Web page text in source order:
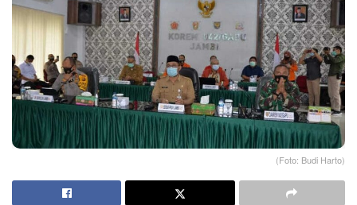
(Foto: Budi Harto)